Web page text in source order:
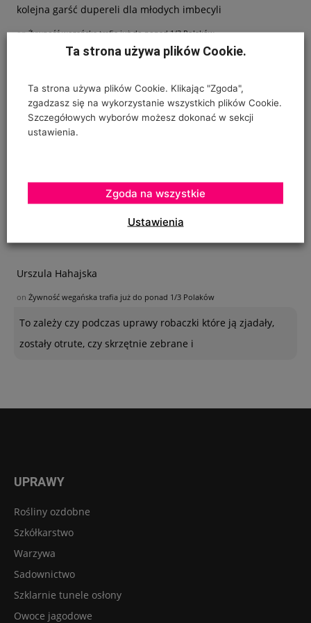
kolejna garść dupereli dla młodych imbecyli
onŻywność wegańska trafia już do ponad 1/3 Polaków
1/3 Polaków je chleb, ziemniaki, owoce, warzywa, pije
Ogrodnik - amator
Poszukuję sposobu zabezpieczenia sznurków
polipropylenowych używanych w ubiegłym roku do
"prowadzenia" pomidorów w szklarence oraz
Urszula Hahajska
on Żywność wegańska trafia już do ponad 1/3 Polaków
To zależy czy podczas uprawy robaczki które ją zjadały,
zostały otrute, czy skrzętnie zebrane i
UPRAWY
Rośliny ozdobne
Szkółkarstwo
Warzywa
Sadownictwo
Szklarnie tunele osłony
Owoce jagodowe
Ta strona używa plików Cookie.
Ta strona używa plików Cookie. Klikając "Zgoda",
zgadzasz się na wykorzystanie wszystkich plików Cookie.
Szczegółowych wyborów możesz dokonać w sekcji
ustawienia.
Ustawienia
Zgoda na wszystkie